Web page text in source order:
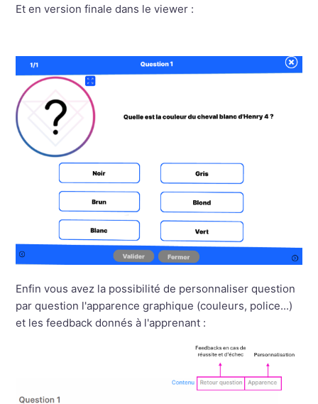
Et en version finale dans le viewer :
Enfin vous avez la possibilité de personnaliser question
par question l'apparence graphique (couleurs, police...)
et les feedback donnés à l'apprenant :